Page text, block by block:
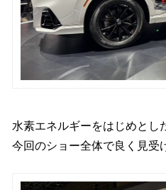
水素エネルギーをはじめとし
今回のショー全体で良く見受